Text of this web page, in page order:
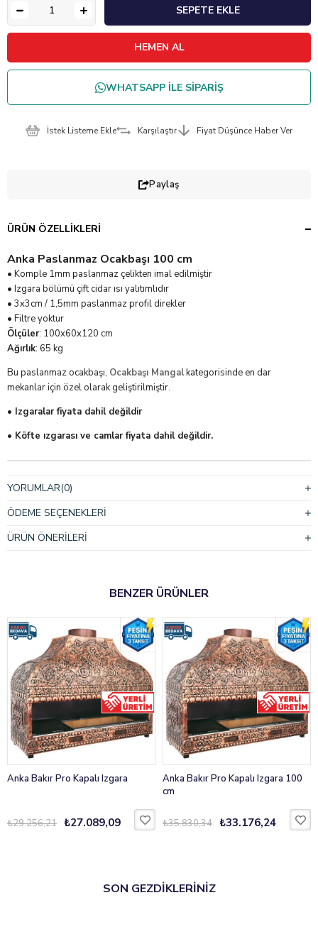
WHATSAPP İLE SİPARİŞ
İstek Listeme Ekle Karşılaştır Fiyat Düşünce Haber Ver
Paylaş
ÜRÜN ÖZELLIKLERI
Anka Paslanmaz Ocakbaşı 100 cm
• Komple 1mm paslanmaz çelikten imal edilmiştir
• Izgara bölümü çift cidar ısı yalıtımlıdır
• 3x3cm / 1,5mm paslanmaz profil direkler
• Filtre yoktur
Ölçüler: 100x60x120 cm
Ağırlık: 65 kg
Bu paslanmaz ocakbaşı, Ocakbaşı Mangalkategorisinde en dar
mekanlar için özel olarak geliştirilmiştir.
• Izgaralar fiyata dahil değildir
• Köfte ızgarası ve camlar fiyata dahil değildir.
YORUMLAR(0)
ÖDEME SEÇENEKLERI
ÜRÜN ÖNERILERI
BENZER ÜRÜNLER
Anka Bakır Pro Kapalı Izgara
₺27.089,09
₺29.256,21
Anka Bakır Pro Kapalı Izgara 100
cm
₺33.176,24
₺35.830,34
SON GEZDİKLERİNİZ